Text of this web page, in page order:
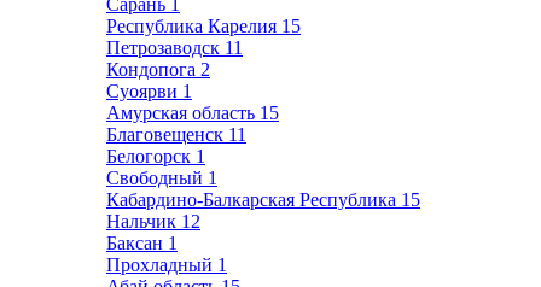
Сарань 1
Республика Карелия 15
Петрозаводск 11
Кондопога 2
Суоярви 1
Амурская область 15
Благовещенск 11
Белогорск 1
Свободный 1
Кабардино-Балкарская Республика 15
Нальчик 12
Баксан 1
Прохладный 1